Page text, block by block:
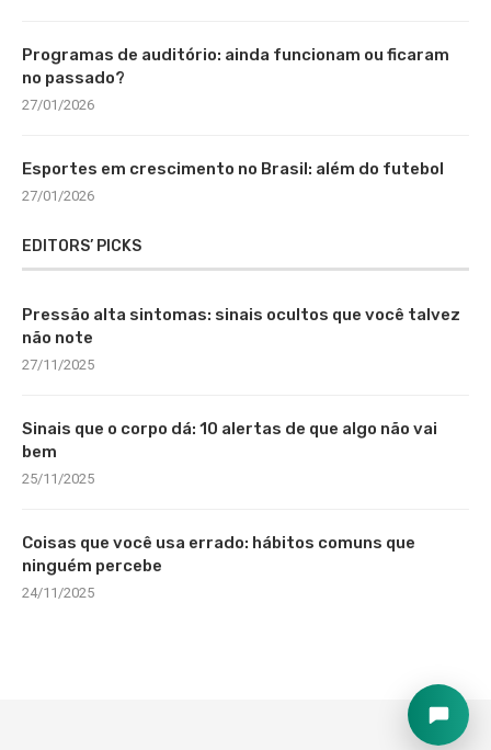
Programas de auditório: ainda funcionam ou ficaram
no passado?
27/01/2026
Esportes em crescimento no Brasil: além do futebol
27/01/2026
EDITORS’ PICKS
Pressão alta sintomas: sinais ocultos que você talvez
não note
27/11/2025
Sinais que o corpo dá: 10 alertas de que algo não vai
bem
25/11/2025
Coisas que você usa errado: hábitos comuns que
ninguém percebe
24/11/2025